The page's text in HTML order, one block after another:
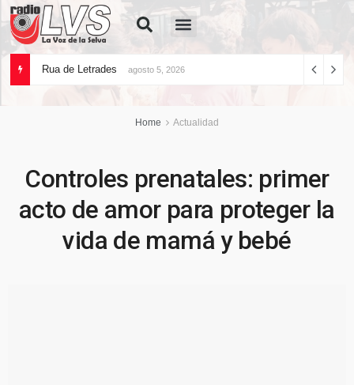
Rua de Letrades agosto 5, 2026
Home Actualidad
Controles prenatales: primer
acto de amor para proteger la
vida de mamá y bebé